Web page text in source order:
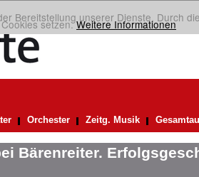
Bereitstellung unserer Dienste. Durch
setzen.Weitere Informationen
Orchester Zeitg. Musik
Bärenreiter.